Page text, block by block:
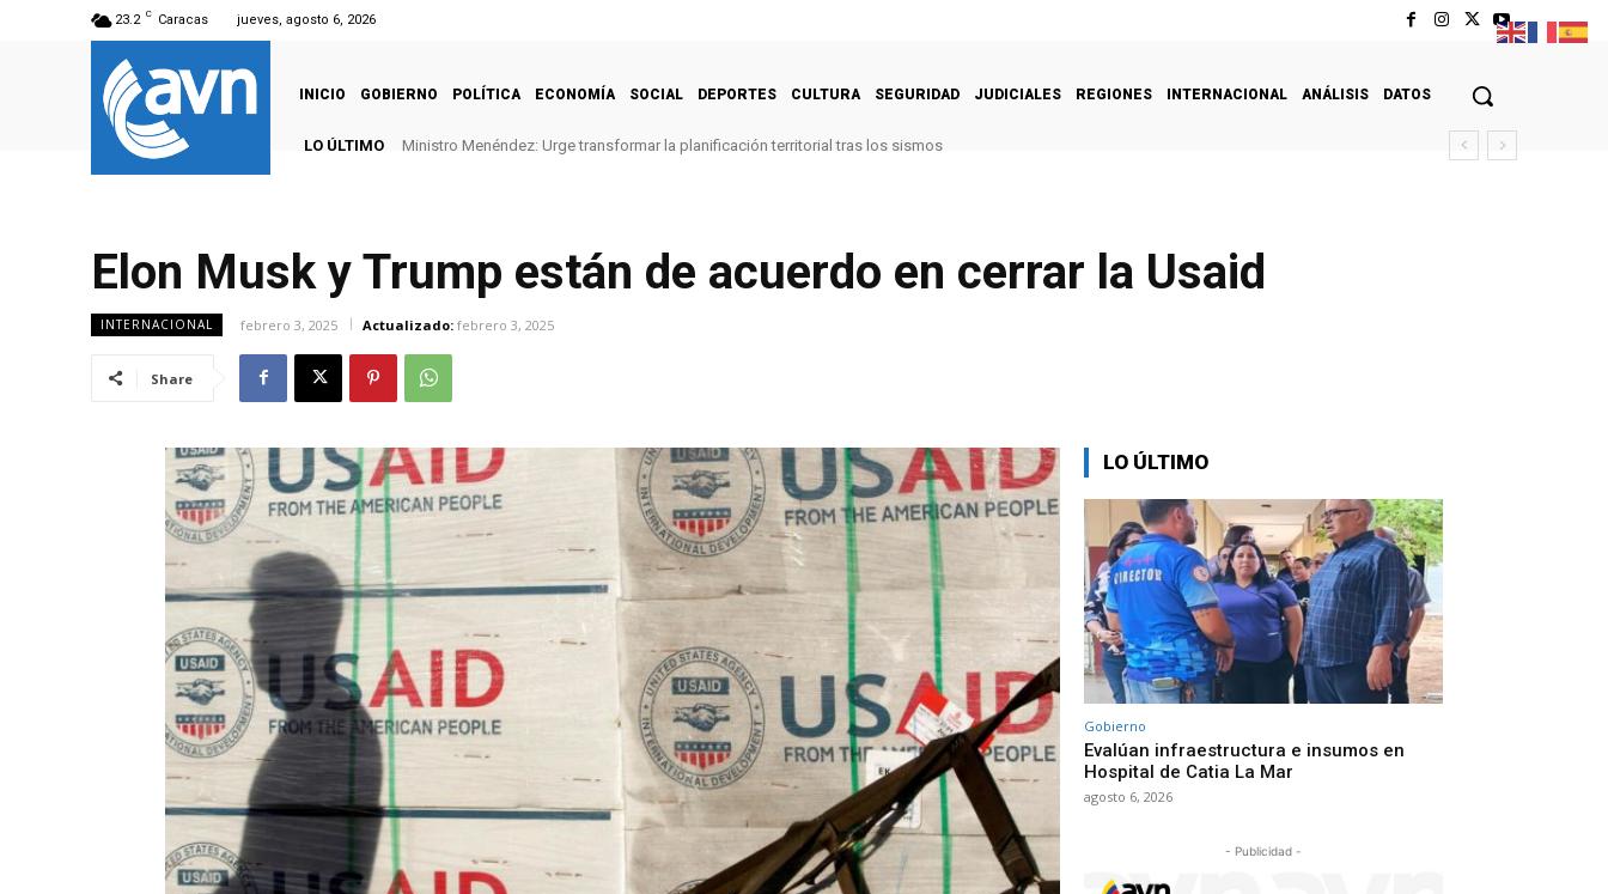
23.2 C Caracas jueves, agosto 6, 2026
INICIO GOBIERNO POLÍTICA ECONOMÍA SOCIAL DEPORTES CULTURA SEGURIDAD JUDICIALES REGIONES INTERNACIONAL ANÁLISIS DATOS
LO ÚLTIMO Ministro Menéndez: Urge transformar la planificación territorial tras los sismos
Elon Musk y Trump están de acuerdo en cerrar la Usaid
INTERNACIONAL febrero 3, 2025 Actualizado: febrero 3, 2025
Share
LO ÚLTIMO
Gobierno
Evalúan infraestructura e insumos en
Hospital de Catia La Mar
agosto 6, 2026
- Publicidad -